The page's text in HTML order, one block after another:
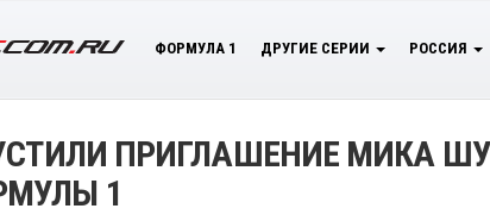
ФОРМУЛА 1 ДРУГИЕ СЕРИИ РОССИЯ
ПРИГЛАШЕНИЕ МИКА
1